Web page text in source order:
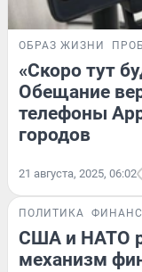
ОБРАЗ ЖИЗНИ
«Скоро тут
Обещание
телефоны
городов
21 августа, 2025, 06:02
ПОЛИТИКА
США и НАТО
механизм